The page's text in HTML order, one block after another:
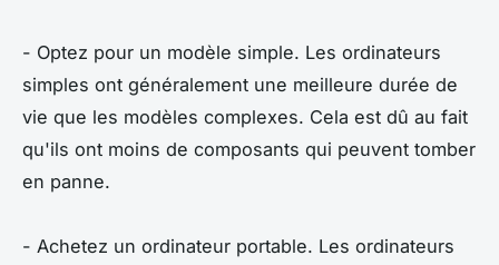
- Optez pour un modèle simple. Les ordinateurs
simples ont généralement une meilleure durée de
vie que les modèles complexes. Cela est dû au fait
qu'ils ont moins de composants qui peuvent tomber
en panne.
- Achetez un ordinateur portable. Les ordinateurs